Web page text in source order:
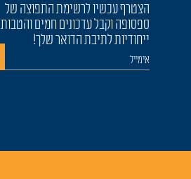
הצטרף עכשיו לרשימת התפוצה של
ספסופה וקבל עדכונים חמים והטבות
ייחודיות לתיבת הדואר שלך!